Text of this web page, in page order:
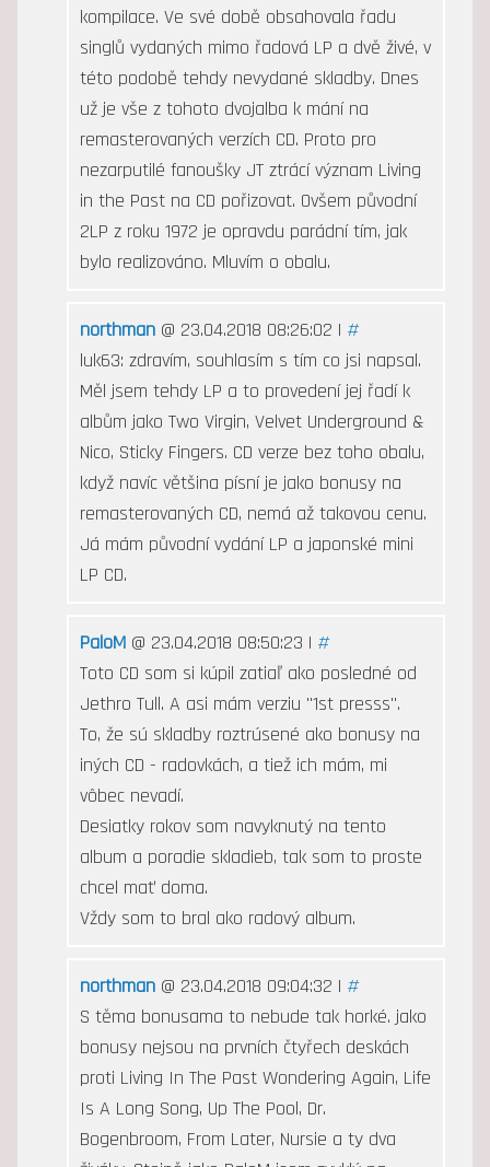
kompilace. Ve své době obsahovala řadu
singlů vydaných mimo řadová LP a dvě živé, v
této podobě tehdy nevydané skladby. Dnes
už je vše z tohoto dvojalba k mání na
remasterovaných verzích CD. Proto pro
nezarputilé fanoušky JT ztrácí význam Living
in the Past na CD pořizovat. Ovšem původní
2LP z roku 1972 je opravdu parádní tím, jak
bylo realizováno. Mluvím o obalu.
northman@ 23.04.2018 08:26:02 | #
luk63: zdravím, souhlasím s tím co jsi napsal.
Měl jsem tehdy LP a to provedení jej řadí k
albům jako Two Virgin, Velvet Underground &
Nico, Sticky Fingers. CD verze bez toho obalu,
když navíc většina písní je jako bonusy na
remasterovaných CD, nemá až takovou cenu.
Já mám původní vydání LP a japonské mini
LP CD.
PaloM@ 23.04.2018 08:50:23 | #
Toto CD som si kúpil zatiaľ ako posledné od
Jethro Tull. A asi mám verziu "1st presss".
To, že sú skladby roztrúsené ako bonusy na
iných CD - radovkách, a tiež ich mám, mi
vôbec nevadí.
Desiatky rokov som navyknutý na tento
album a poradie skladieb, tak som to proste
chcel mať doma.
Vždy som to bral ako radový album.
northman@ 23.04.2018 09:04:32 | #
S těma bonusama to nebude tak horké. jako
bonusy nejsou na prvních čtyřech deskách
proti Living In The Past Wondering Again, Life
Is A Long Song, Up The Pool, Dr.
Bogenbroom, From Later, Nursie a ty dva